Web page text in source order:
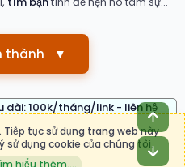
thành ▼
dài: 100k/tháng/link - liên hệ
38 38
Tiếp tục sử dụng trang web này
sử dụng cookie của chúng tôi.
hiểu thêm.…
Top